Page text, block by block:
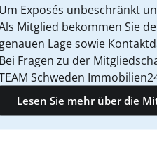
Um Exposés unbeschränkt
Mitglied bekommen Sie
genauen Lage sowie
Bei Fragen zu der
Schweden
Lesen Sie mehr über die